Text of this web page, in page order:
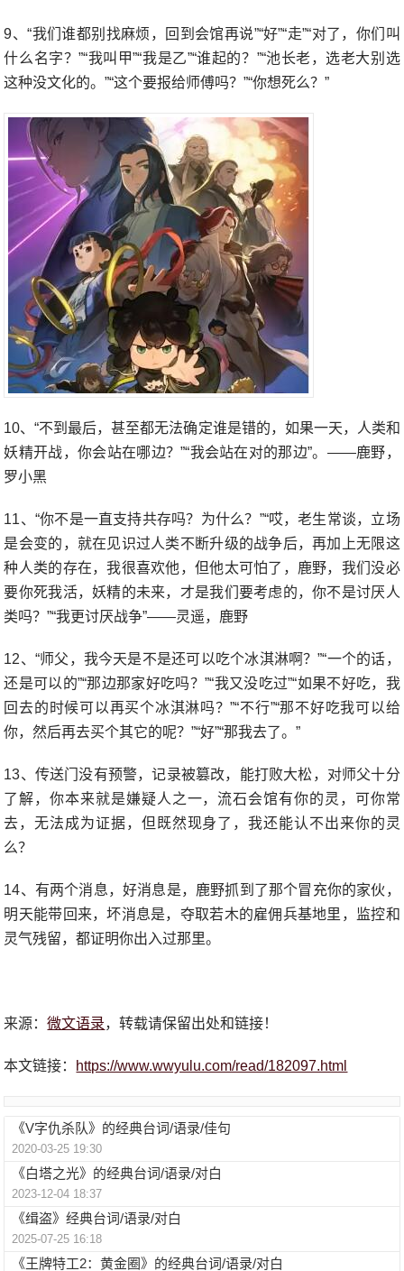
9、“我们谁都别找麻烦，回到会馆再说”“好”“走”“对了，你们叫
什么名字？”“我叫甲”“我是乙”“谁起的？”“池长老，选老大别选
这种没文化的。”“这个要报给师傅吗？”“你想死么？”
10、“不到最后，甚至都无法确定谁是错的，如果一天，人类和
妖精开战，你会站在哪边？”“我会站在对的那边”。——鹿野，
罗小黑
11、“你不是一直支持共存吗？为什么？”“哎，老生常谈，立场
是会变的，就在见识过人类不断升级的战争后，再加上无限这
种人类的存在，我很喜欢他，但他太可怕了，鹿野，我们没必
要你死我活，妖精的未来，才是我们要考虑的，你不是讨厌人
类吗？”“我更讨厌战争”——灵遥，鹿野
12、“师父，我今天是不是还可以吃个冰淇淋啊？”“一个的话，
还是可以的”“那边那家好吃吗？”“我又没吃过”“如果不好吃，我
回去的时候可以再买个冰淇淋吗？”“不行”“那不好吃我可以给
你，然后再去买个其它的呢？”“好”“那我去了。”
13、传送门没有预警，记录被篡改，能打败大松，对师父十分
了解，你本来就是嫌疑人之一，流石会馆有你的灵，可你常
去，无法成为证据，但既然现身了，我还能认不出来你的灵
么？
14、有两个消息，好消息是，鹿野抓到了那个冒充你的家伙，
明天能带回来，坏消息是，夺取若木的雇佣兵基地里，监控和
灵气残留，都证明你出入过那里。
来源：微文语录，转载请保留出处和链接！
本文链接： https://www.wwyulu.com/read/182097.html
《V字仇杀队》的经典台词/语录/佳句
2020-03-25 19:30
《白塔之光》的经典台词/语录/对白
2023-12-04 18:37
《缉盗》经典台词/语录/对白
2025-07-25 16:18
《王牌特工2：黄金圈》的经典台词/语录/对白